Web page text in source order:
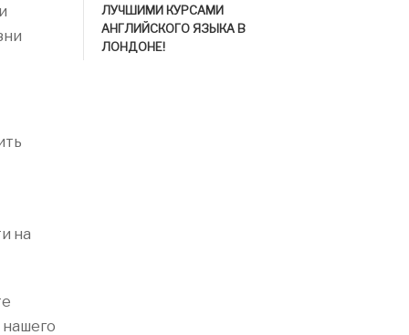
на
ЛУЧШИМИ КУРСАМИ
АНГЛИЙСКОГО ЯЗЫКА В
ЛОНДОНЕ!